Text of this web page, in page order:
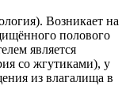
Возникает на
полового
является
со жгутиками), у
из влагалища в